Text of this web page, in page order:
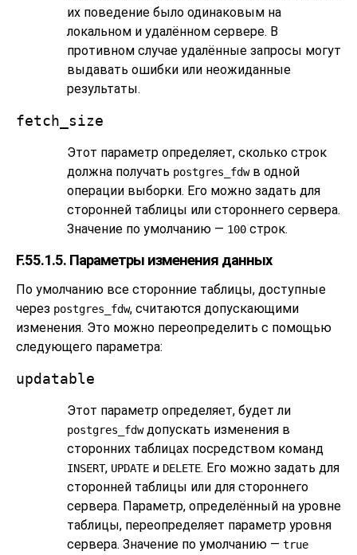
их поведение было одинаковым на
локальном и удалённом сервере. В
противном случае удалённые запросы могут
выдавать ошибки или неожиданные
результаты.
fetch_size
Этот параметр определяет, сколько строк
должна получать postgres_fdwв одной
операции выборки. Его можно задать для
сторонней таблицы или стороннего сервера.
Значение по умолчанию — 100 строк.
F.55.1.5. Параметры изменения данных
По умолчанию все сторонние таблицы, доступные
через postgres_fdw, считаются допускающими
изменения. Это можно переопределить с помощью
следующего параметра:
updatable
Этот параметр определяет, будет ли
postgres_fdwдопускать изменения в
сторонних таблицах посредством команд
INSERT, UPDATE и DELETE. Его можно задать для
сторонней таблицы или для стороннего
сервера. Параметр, определённый на уровне
таблицы, переопределяет параметр уровня
сервера. Значение по умолчанию — true